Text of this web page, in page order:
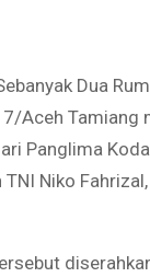
Dua
Aceh Tamiang
Panglima
Niko